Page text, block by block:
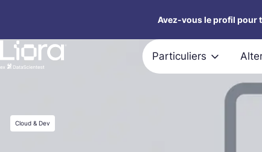
contenu
Avez-vous le profil pour
Particuliers
Cloud & Dev